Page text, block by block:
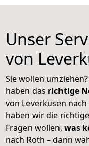
Unser
von
Sie wollen
haben das richtige
von Leverkusen
haben wir die
Fragen wollen, was
nach Roth – dann